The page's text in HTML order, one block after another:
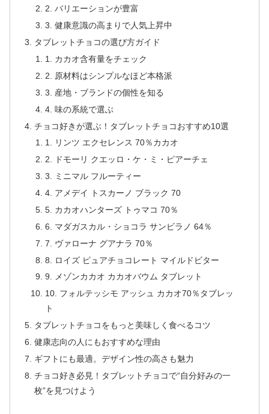
2. バリエーションが豊富
3. 健康意識の高まりで人気上昇中
タブレットチョコの選び方ガイド
1. カカオ含有量をチェック
2. 原材料はシンプルなほど本格派
3. 産地・ブランドの個性を知る
4. 味の系統で選ぶ
チョコ好きが選ぶ！タブレットチョコおすすめ10選
1. リンツ エクセレンス 70％カカオ
2. ドモーリ クエッロ・ケ・ミ・ピアーチェ
3. ミニマル フルーティー
4. アメデイ トスカーノ ブラック 70
5. カカオハンターズ トゥマコ 70％
6. マダガスカル・ショコラ サンビラノ 64％
7. ヴァローナ グアナラ 70％
8. ロイズ ピュアチョコレート マイルドビター
9. メゾンカカオ カカオバウム タブレット
10. フォルテッシモ アッシュ カカオ70％タブレッ
ト
タブレットチョコをもっと美味しく食べるコツ
健康志向の人にもおすすめな理由
ギフトにも最適。デザイン性の高さも魅力
チョコ好き必見！タブレットチョコで“自分好みの一
枚”を見つけよう